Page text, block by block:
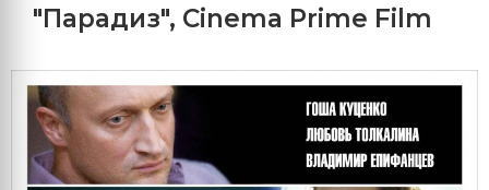
"Парадиз", Cinema Prime Film